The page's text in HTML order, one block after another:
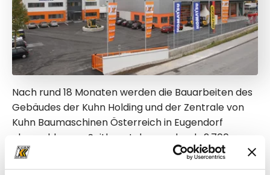
Nach rund 18 Monaten werden die Bauarbeiten des
Gebäudes der Kuhn Holding und der Zentrale von
Kuhn Baumaschinen Österreich in Eugendorf
abgeschlossen. Seither stehen mehr als 2.700
Quadratmeter Werkstätten- und 1.400
Quadratmeter Bürofläche als Servicezentrale für